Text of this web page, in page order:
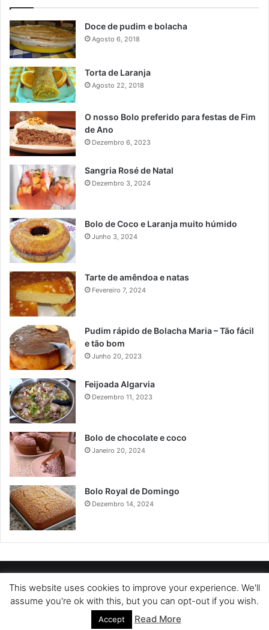
Doce de pudim e bolacha
Agosto 6, 2018
Torta de Laranja
Agosto 22, 2018
O nosso Bolo preferido para festas de Fim
de Ano
Dezembro 6, 2023
Sangria Rosé de Natal
Dezembro 3, 2024
Bolo de Coco e Laranja muito húmido
Junho 3, 2024
Tarte de amêndoa e natas
Fevereiro 7, 2024
Pudim rápido de Bolacha Maria – Tão fácil
e tão bom
Junho 20, 2023
Feijoada Algarvia
Dezembro 11, 2023
Bolo de chocolate e coco
Janeiro 20, 2024
Bolo Royal de Domingo
Dezembro 14, 2024
POLÍTICA DE PRIVACIDADE SOBRE NÓS
POLÍTICA DE COOKIES
TERMOS DE USO
This website uses cookies to improve your experience. We'll
assume you're ok with this, but you can opt-out if you wish.
Accept Read More